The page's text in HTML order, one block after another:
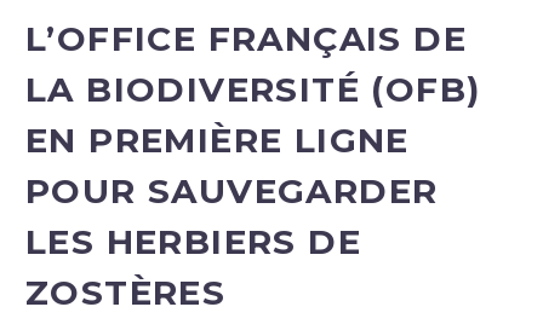
L’OFFICE FRANÇAIS DE
LA BIODIVERSITÉ (OFB)
EN PREMIÈRE LIGNE
POUR SAUVEGARDER
LES HERBIERS DE
ZOSTÈRES